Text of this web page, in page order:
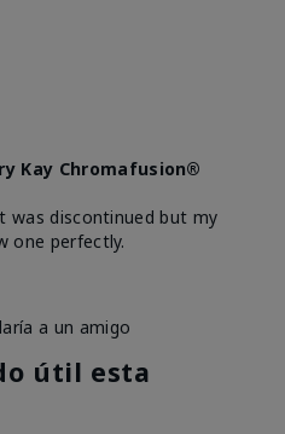
Kay Chromafusion®
was discontinued but my
one perfectly.
a un amigo
útil esta